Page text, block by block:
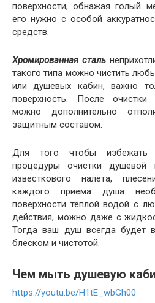
поверхности, обнажая голый
его нужно с особой
средств.
Хромированная сталь
такого типа можно чистить
или душевых кабин, важно
поверхность. После очистки
можно дополнительно
защитным составом.
Для того чтобы избежать
процедуры очистки душевой
известкового налёта,
каждого приёма душа
поверхности тёплой водой с
действия, можно даже с
Тогда ваш душ всегда будет
блеском и чистотой.
Чем мыть душевую
https://youtu.be/H1tE_wbGh00